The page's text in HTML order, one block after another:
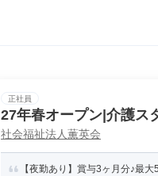
正社員
27年春オープン|介護
社会福祉法人薫英会
【夜勤あり】賞与3ヶ月分♪最